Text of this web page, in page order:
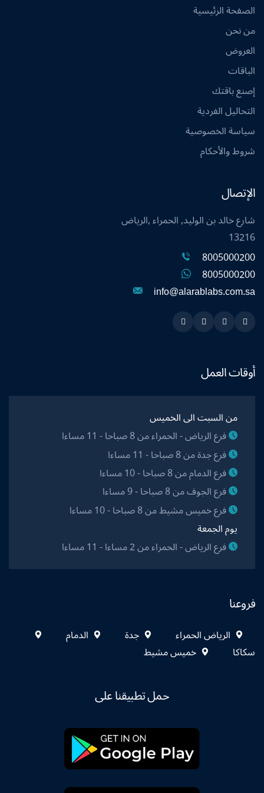
الصفحة الرئيسية
من نحن
العروض
الباقات
إصنع باقتك
التحاليل الفردية
سياسة الخصوصية
شروط والأحكام
الإتصال
شارع خالد بن الوليد, الحمراء ,الرياض
13216
8005000200
8005000200
info@alarablabs.com.sa
Snapchat
Twitter
Linkedin
Instagram
أوقات العمل
من السبت الى الخميس
فرع الرياض - الحمراء من 8 صباحا - 11 مساءا
فرع جدة من 8 صباحا - 11 مساءا
فرع الدمام من 8 صباحا - 10 مساءا
فرع الجوف من 8 صباحا - 9 مساءا
فرع خميس مشيط من 8 صباحا - 10 مساءا
يوم الجمعة
فرع الرياض - الحمراء من 2 مساءا - 11 مساءا
فروعنا
الرياض الحمراء جدة
الدمام
سكاكا
خميس مشيط
حمل تطبيقنا على